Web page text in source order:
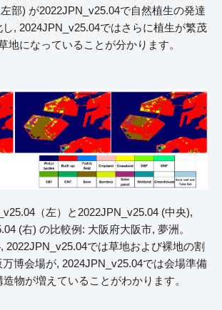
部) が2022JPN_v25.04で自然植生の発達
, 2024JPN_v25.04ではさらに植生が繁茂
地になっていることが分かります。
（左）と2022JPN_v25.04 (中央),
(右) の比較例: 大阪府大阪市, 夢洲。
2022JPN_v25.04では草地および裸地の割
博会場が, 2024JPN_v25.04では会場準備
物が増えていることがわかります。